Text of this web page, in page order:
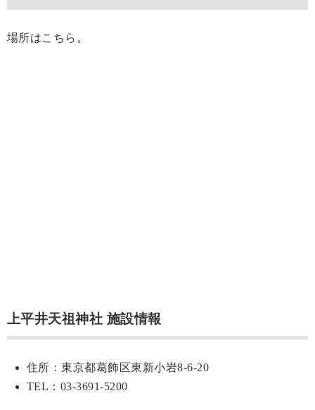
場所はこちら。
上平井天祖神社 施設情報
住所：東京都葛飾区東新小岩8-6-20
TEL：03-3691-5200